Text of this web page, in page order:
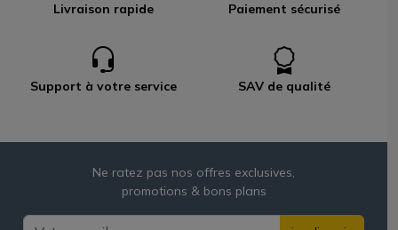
Livraison rapide Paiement sécurisé
Support à votre service SAV de qualité
Ne ratez pas nos offres exclusives,
promotions & bons plans